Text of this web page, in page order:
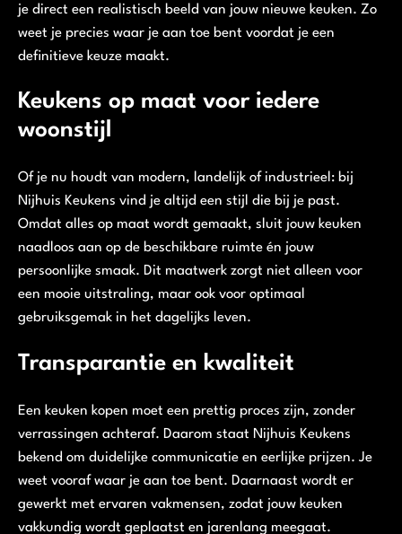
je direct een realistisch beeld van jouw nieuwe keuken. Zo
weet je precies waar je aan toe bent voordat je een
definitieve keuze maakt.
Keukens op maat voor iedere
woonstijl
Of je nu houdt van modern, landelijk of industrieel: bij
Nijhuis Keukens vind je altijd een stijl die bij je past.
Omdat alles op maat wordt gemaakt, sluit jouw keuken
naadloos aan op de beschikbare ruimte én jouw
persoonlijke smaak. Dit maatwerk zorgt niet alleen voor
een mooie uitstraling, maar ook voor optimaal
gebruiksgemak in het dagelijks leven.
Transparantie en kwaliteit
Een keuken kopen moet een prettig proces zijn, zonder
verrassingen achteraf. Daarom staat Nijhuis Keukens
bekend om duidelijke communicatie en eerlijke prijzen. Je
weet vooraf waar je aan toe bent. Daarnaast wordt er
gewerkt met ervaren vakmensen, zodat jouw keuken
vakkundig wordt geplaatst en jarenlang meegaat.